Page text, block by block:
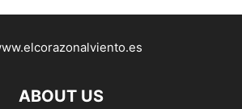
ABOUT US